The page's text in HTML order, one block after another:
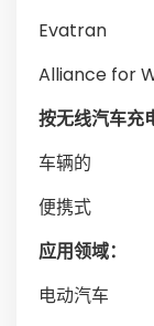
Evatran
Alliance for
按无线汽车充
车辆的
便携式
应用领域：
电动汽车